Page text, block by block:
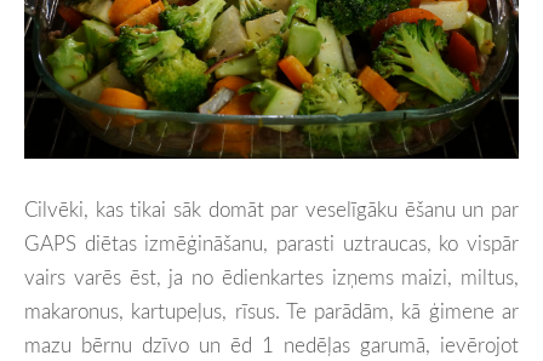
Cilvēki, kas tikai sāk domāt par veselīgāku ēšanu un par
GAPS diētas izmēģināšanu, parasti uztraucas, ko vispār
vairs varēs ēst, ja no ēdienkartes izņems maizi, miltus,
makaronus, kartupeļus, rīsus. Te parādām, kā ģimene ar
mazu bērnu dzīvo un ēd 1 nedēļas garumā, ievērojot